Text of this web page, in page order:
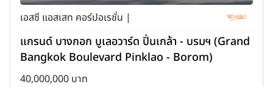
เอสซี แอสเสท คอร์ปอเรชั่น |
แกรนด์ บางกอก บูเลอวาร์ด ปิ่นเกล้า - บรมฯ (Grand
Bangkok Boulevard Pinklao - Borom)
40,000,000 บาท